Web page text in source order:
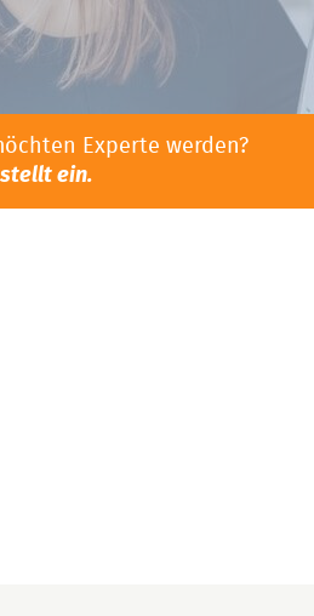
Experte werden?
stellt ein.